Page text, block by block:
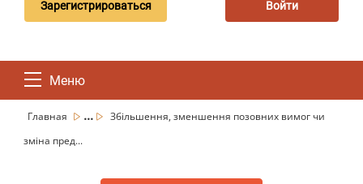
Зарегистрироваться Войти
Меню
Главная ...
Збільшення, зменшення позовних вимог чи
зміна пред...